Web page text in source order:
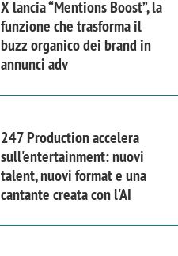
X lancia “Mentions Boost”, la
funzione che trasforma il
buzz organico dei brand in
annunci adv
247 Production accelera
sull'entertainment: nuovi
talent, nuovi format e una
cantante creata con l'AI